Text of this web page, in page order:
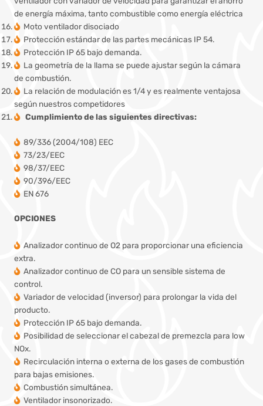
de energía máxima, tanto combustible como energía eléctrica
Moto ventilador disociado
Protección estándar de las partes mecánicas IP 54.
Protección IP 65 bajo demanda.
La geometría de la llama se puede ajustar según la cámara
de combustión.
La relación de modulación es 1/4 y es realmente ventajosa
según nuestros competidores
Cumplimiento de las siguientes directivas:
89/336 (2004/108) EEC
73/23/EEC
98/37/EEC
90/396/EEC
EN 676
OPCIONES
Analizador continuo de O2 para proporcionar una eficiencia
extra.
Analizador continuo de CO para un sensible sistema de
control.
Variador de velocidad (inversor) para prolongar la vida del
producto.
Protección IP 65 bajo demanda.
Posibilidad de seleccionar el cabezal de premezcla para low
NOx.
Recirculación interna o externa de los gases de combustión
para bajas emisiones.
Combustión simultánea.
Ventilador insonorizado.